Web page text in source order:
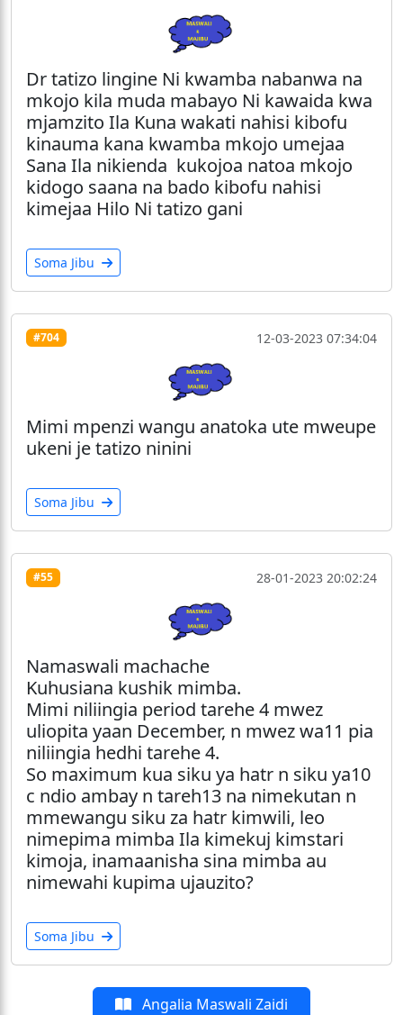
Dr tatizo lingine Ni kwamba nabanwa na
mkojo kila muda mabayo Ni kawaida kwa
mjamzito Ila Kuna wakati nahisi kibofu
kinauma kana kwamba mkojo umejaa
Sana Ila nikienda kukojoa natoa mkojo
kidogo saana na bado kibofu nahisi
kimejaa Hilo Ni tatizo gani
Soma Jibu
#704 12-03-2023 07:34:04
Mimi mpenzi wangu anatoka ute mweupe
ukeni je tatizo ninini
Soma Jibu
#55 28-01-2023 20:02:24
Namaswali machache
Kuhusiana kushik mimba.
Mimi niliingia period tarehe 4 mwez
uliopita yaan December, n mwez wa11 pia
niliingia hedhi tarehe 4.
So maximum kua siku ya hatr n siku ya10
c ndio ambay n tareh13 na nimekutan n
mmewangu siku za hatr kimwili, leo
nimepima mimba Ila kimekuj kimstari
kimoja, inamaanisha sina mimba au
nimewahi kupima ujauzito?
Soma Jibu
Angalia Maswali Zaidi